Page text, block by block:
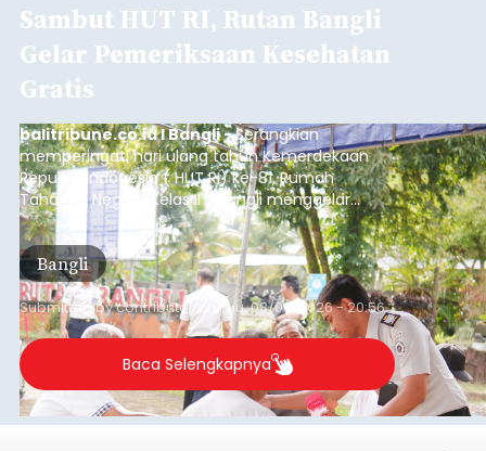
Sambut HUT RI, Rutan Bangli
Gelar Pemeriksaan Kesehatan
Gratis
balitribune.co.id I Bangli -Serangkian
memperingati hari ulang tahun Kemerdekaan
Republik Indonesia ( HUT RI) ke-81, Rumah
Tahanan Negara Kelas II B Bangli menggelar
kegiatan pemeriksaan kesehatan gratis, Rabu
(6/8/2026).
Bangli
Submitted bycontributor Thu, 08/06/2026 - 20:56
Baca Selengkapnya